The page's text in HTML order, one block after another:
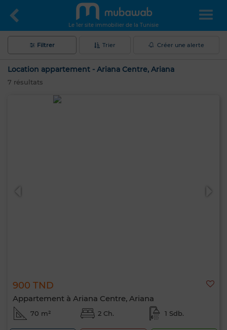
Le 1er site immobilier de la Tunisie
Filtrer Trier Créer une alerte
Location appartement - Ariana Centre, Ariana
7 résultats
900 TND
Appartement à Ariana Centre, Ariana
70 m² 2 Ch. 1 Sdb.